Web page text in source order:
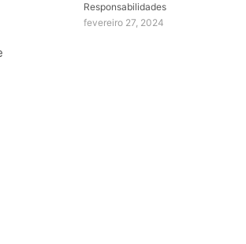
Responsabilidades
fevereiro 27, 2024